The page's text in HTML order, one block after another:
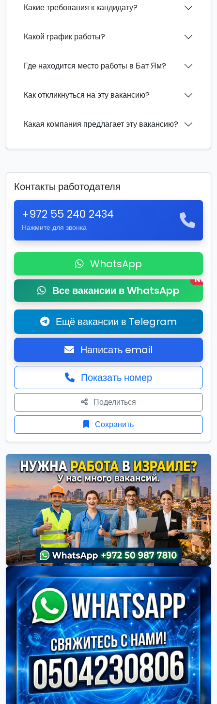
Какие требования к кандидату?
Какой график работы?
Где находится место работы в Бат Ям?
Как откликнуться на эту вакансию?
Какая компания предлагает эту вакансию?
Контакты работодателя
+972 55 240 2434
Нажмите для звонка
WhatsApp
Все вакансии в WhatsApp
New
Ещё вакансии в Telegram
Написать email
Показать номер
Поделиться
Сохранить